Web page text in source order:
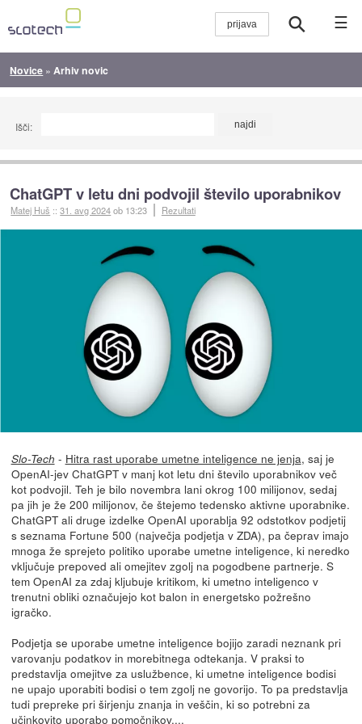
☰
Novice » Arhiv novic
Išči:
ChatGPT v letu dni podvojil število uporabnikov
Matej Huš ::31. avg 2024ob 13:23 Rezultati
Slo-Tech - Hitra rast uporabe umetne inteligence ne jenja, saj je
OpenAI-jev ChatGPT v manj kot letu dni število uporabnikov več
kot podvojil. Teh je bilo novembra lani okrog 100 milijonov, sedaj
pa jih je že 200 milijonov, če štejemo tedensko aktivne uporabnike.
ChatGPT ali druge izdelke OpenAI uporablja 92 odstotkov podjetij
s seznama Fortune 500 (največja podjetja v ZDA), pa čeprav imajo
mnoga že sprejeto politiko uporabe umetne inteligence, ki neredko
vključuje prepoved ali omejitev zgolj na pogodbene partnerje. S
tem OpenAI za zdaj kljubuje kritikom, ki umetno inteligenco v
trenutni obliki označujejo kot balon in energetsko požrešno
igračko.
Podjetja se uporabe umetne inteligence bojijo zaradi neznank pri
varovanju podatkov in morebitnega odtekanja. V praksi to
predstavlja omejitve za uslužbence, ki umetne inteligence bodisi
ne upajo uporabiti bodisi o tem zgolj ne govorijo. To pa predstavlja
tudi prepreke pri širjenju znanja in veščin, ki so potrebni za
učinkovito uporabo pomočnikov....